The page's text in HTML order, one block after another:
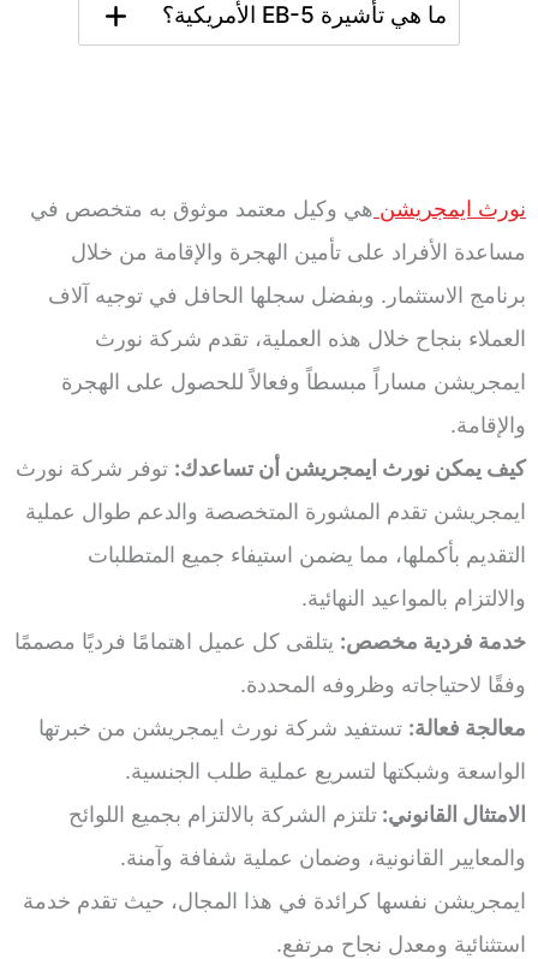
ما هي تأشيرة EB-5 الأمريكية؟
نورث ايمجريشن هي وكيل معتمد موثوق به متخصص في
مساعدة الأفراد على تأمين الهجرة والإقامة من خلال
برنامج الاستثمار. وبفضل سجلها الحافل في توجيه آلاف
العملاء بنجاح خلال هذه العملية، تقدم شركة نورث
ايمجريشن مساراً مبسطاً وفعالاً للحصول على الهجرة
والإقامة.
كيف يمكن نورث ايمجريشن أن تساعدك: توفر شركة نورث
ايمجريشن تقدم المشورة المتخصصة والدعم طوال عملية
التقديم بأكملها، مما يضمن استيفاء جميع المتطلبات
والالتزام بالمواعيد النهائية.
خدمة فردية مخصص: يتلقى كل عميل اهتمامًا فرديًا مصممًا
وفقًا لاحتياجاته وظروفه المحددة.
معالجة فعالة: تستفيد شركة نورث ايمجريشن من خبرتها
الواسعة وشبكتها لتسريع عملية طلب الجنسية.
الامتثال القانوني: تلتزم الشركة بالالتزام بجميع اللوائح
والمعايير القانونية، وضمان عملية شفافة وآمنة.
ايمجريشن نفسها كرائدة في هذا المجال، حيث تقدم خدمة
استثنائية ومعدل نجاح مرتفع.